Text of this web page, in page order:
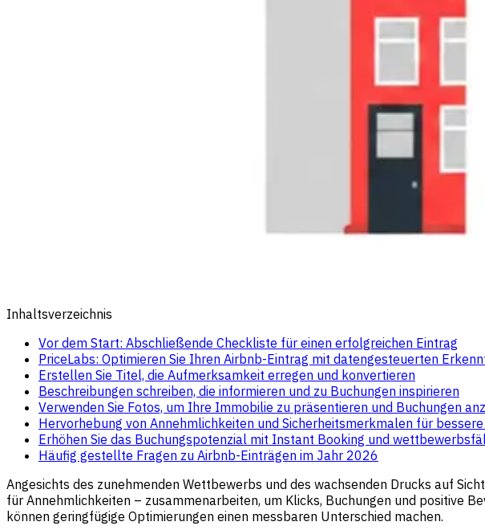
Inhaltsverzeichnis
Vor dem Start: Abschließende Checkliste für einen erfolgreichen Eintrag
PriceLabs: Optimieren Sie Ihren Airbnb-Eintrag mit datengesteuerten
Erstellen Sie Titel, die Aufmerksamkeit erregen und konvertieren
Beschreibungen schreiben, die informieren und zu Buchungen inspirieren
Verwenden Sie Fotos, um Ihre Immobilie zu präsentieren und Buchungen
Hervorhebung von Annehmlichkeiten und Sicherheitsmerkmalen für
Erhöhen Sie das Buchungspotenzial mit Instant Booking und
Häufig gestellte Fragen zu Airbnb-Einträgen im Jahr 2026
Angesichts des zunehmenden Wettbewerbs und des wachsenden Drucks auf
für Annehmlichkeiten – zusammenarbeiten, um Klicks, Buchungen und positive
können geringfügige Optimierungen einen messbaren Unterschied machen.